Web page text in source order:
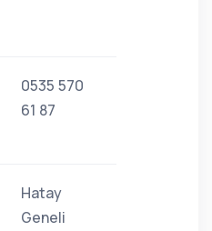
0535 570
61 87
Hatay
Geneli